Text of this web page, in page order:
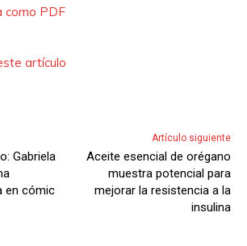
como PDF
artículo
Gabriela
en cómic
Artículo siguiente
Aceite esencial de orégano
muestra potencial para
mejorar la resistencia a la
insulina